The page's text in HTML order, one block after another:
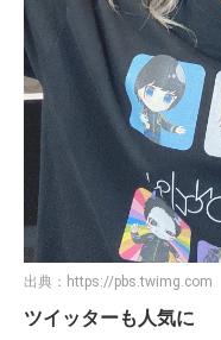
出典： https://pbs.twimg.com
ツイッターも人気に